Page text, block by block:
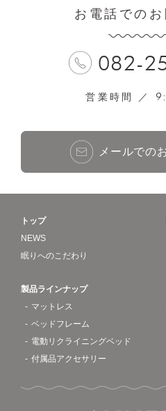
お電話での
082-
営業時間 ／
メールでの
トップ
NEWS
眠りへのこだわり
製品ラインナップ
マットレス
ベッドフレーム
電動リクライニングベッド
付属品アクセサリー